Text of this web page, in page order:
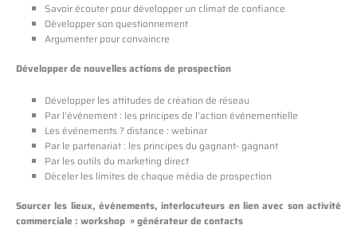
Savoir écouter pour développer un climat de confiance
Développer son questionnement
Argumenter pour convaincre
Développer de nouvelles actions de prospection
Développer les attitudes de création de réseau
Par l’événement : les principes de l’action événementielle
Les événements ? distance : webinar
Par le partenariat : les principes du gagnant- gagnant
Par les outils du marketing direct
Déceler les limites de chaque média de prospection
Sourcer les lieux, événements, interlocuteurs en lien avec son activité
commerciale : workshop » générateur de contacts